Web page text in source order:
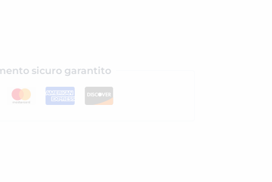
sicuro garantito